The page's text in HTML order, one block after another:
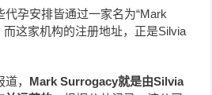
孕安排皆通过一家名为“Mark
而这家机构的注册地址，正是Silvia
， Mark Surrogacy就是由Silvia